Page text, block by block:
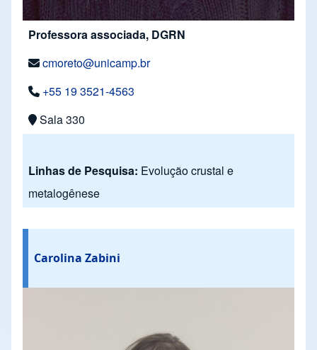
Professora associada, DGRN
cmoreto@unicamp.br
+55 19 3521-4563
Sala 330
Linhas de Pesquisa: Evolução crustal e
metalogênese
Carolina Zabini